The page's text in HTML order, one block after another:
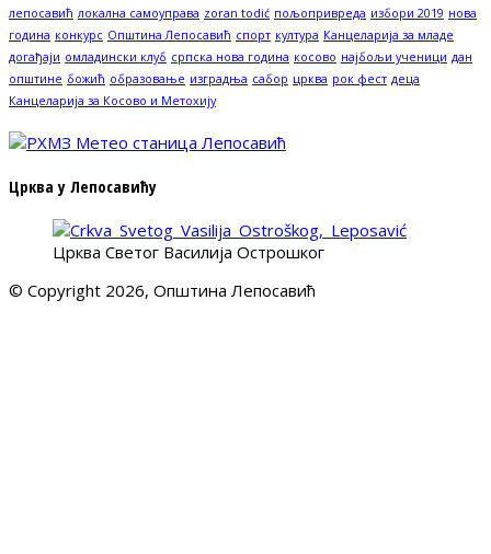
лепосавић локална самоуправа zoran todić пољопривреда избори 2019 нова
година конкурс Општина Лепосавић спорт култура Канцеларија за младе
догађаји омладински клуб српска нова година косово најбољи ученици дан
општине божић образовање изградња сабор црква рок фест деца
Канцеларија за Косово и Метохију
Црква у Лепосавићу
Црква Светог Василија Острошког
© Copyright 2026, Општина Лепосавић